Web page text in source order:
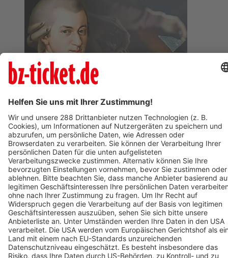
Freiburg im Breisgau
Wolfgang Amadeus Mozart
05. Januar 2027
Termin eintragen